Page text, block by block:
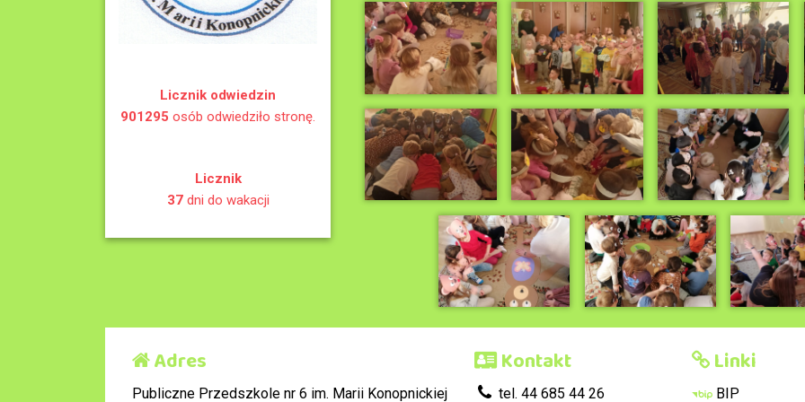
Licznik odwiedzin
901295 osób odwiedziło stronę.
Licznik
37dni do wakacji
Adres
Publiczne Przedszkole nr 6 im. Marii Konopnickiej
Kontakt
tel. 44 685 44 26
Linki
BIP